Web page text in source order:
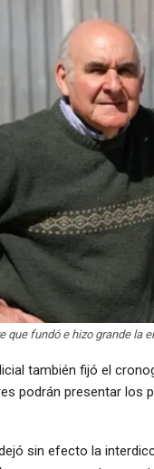
que fundó e hizo grande la
también fijó el
podrán presentar los
sin efecto la